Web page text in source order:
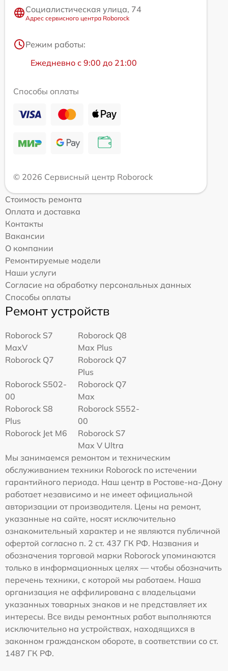
Социалистическая улица, 74
Адрес сервисного центра Roborock
Режим работы:
Ежедневно с 9:00 до 21:00
Способы оплаты
© 2026 Сервисный центр Roborock
Стоимость ремонта
Оплата и доставка
Контакты
Вакансии
О компании
Ремонтируемые модели
Наши услуги
Согласие на обработку персональных данных
Способы оплаты
Ремонт устройств
Roborock S7
MaxV
Roborock Q8
Max Plus
Roborock Q7
Roborock Q7
Plus
Roborock S502-
00
Roborock Q7
Max
Roborock S8
Plus
Roborock S552-
00
Roborock Jet M6
Roborock S7
Max V Ultra
Мы занимаемся ремонтом и техническим
обслуживанием техники Roborock по истечении
гарантийного периода. Наш центр в Ростове-на-Дону
работает независимо и не имеет официальной
авторизации от производителя. Цены на ремонт,
указанные на сайте, носят исключительно
ознакомительный характер и не являются публичной
офертой согласно п. 2 ст. 437 ГК РФ. Названия и
обозначения торговой марки Roborock упоминаются
только в информационных целях — чтобы обозначить
перечень техники, с которой мы работаем. Наша
организация не аффилирована с владельцами
указанных товарных знаков и не представляет их
интересы. Все виды ремонтных работ выполняются
исключительно на устройствах, находящихся в
законном гражданском обороте, в соответствии со ст.
1487 ГК РФ.